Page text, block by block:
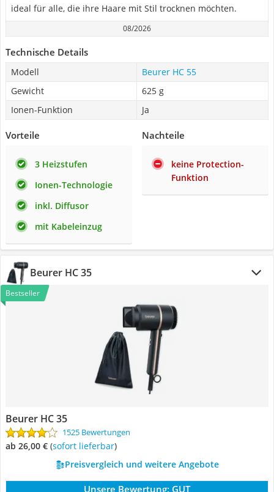
ideal für alle, die ihre Haare mit Stil trocknen möchten.
08/2026
Technische Details
Modell
Beurer HC 55
Gewicht
625 g
Ionen-Funktion
Ja
Vorteile
3 Heizstufen
Ionen-Technologie
inkl. Diffusor
mit Kabeleinzug
Nachteile
keine Protection-
Funktion
Beurer HC 35
Bestseller
Beurer HC 35
1525 Bewertungen
ab 26,00 € ( Sofort lieferbar)
Preisvergleich und weitere Angebote
Unsere Bewertung: GUT